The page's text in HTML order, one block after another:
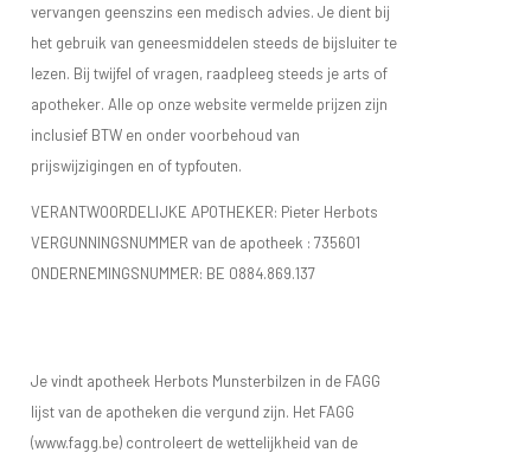
vervangen geenszins een medisch advies. Je dient bij
het gebruik van geneesmiddelen steeds de bijsluiter te
lezen. Bij twijfel of vragen, raadpleeg steeds je arts of
apotheker. Alle op onze website vermelde prijzen zijn
inclusief BTW en onder voorbehoud van
prijswijzigingen en of typfouten.
VERANTWOORDELIJKE APOTHEKER: Pieter Herbots
VERGUNNINGSNUMMER van de apotheek : 735601
ONDERNEMINGSNUMMER: BE 0884.869.137
Je vindt apotheek Herbots Munsterbilzen in de FAGG
lijst van de apotheken die vergund zijn. Het FAGG
(www.fagg.be) controleert de wettelijkheid van de